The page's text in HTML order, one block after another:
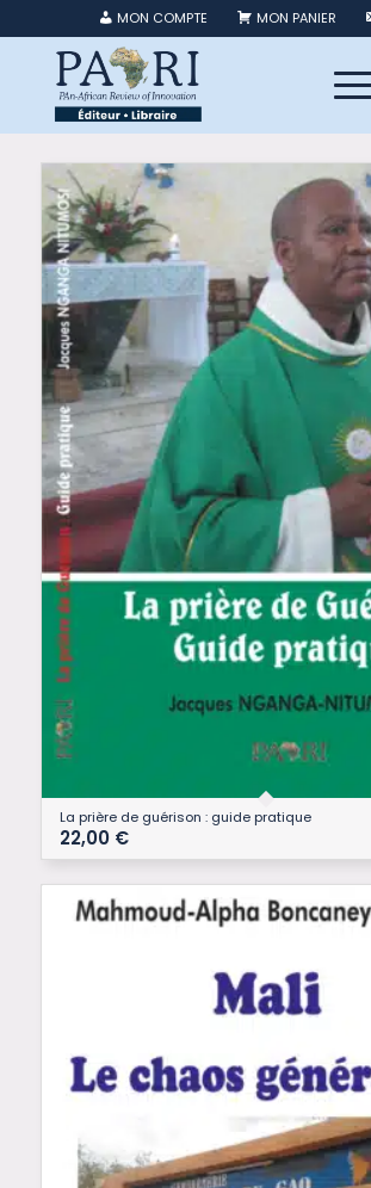
MON COMPTE MON PANIER
La prière de guérison : guide pratique
22,00 €